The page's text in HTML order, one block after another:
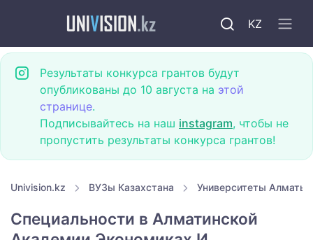
KZ
Результаты конкурса грантов будут
опубликованы до 10 августа на этой
странице.
Подписывайтесь на наш instagram, чтобы не
пропустить результаты конкурса грантов!
Univision.kz ВУЗы Казахстана Университеты Алматы
Специальности в Алматинской